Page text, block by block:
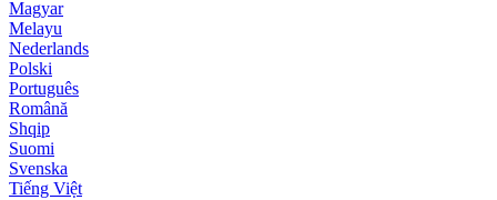
Magyar
Melayu
Nederlands
Polski
Português
Română
Shqip
Suomi
Svenska
Tiếng Việt